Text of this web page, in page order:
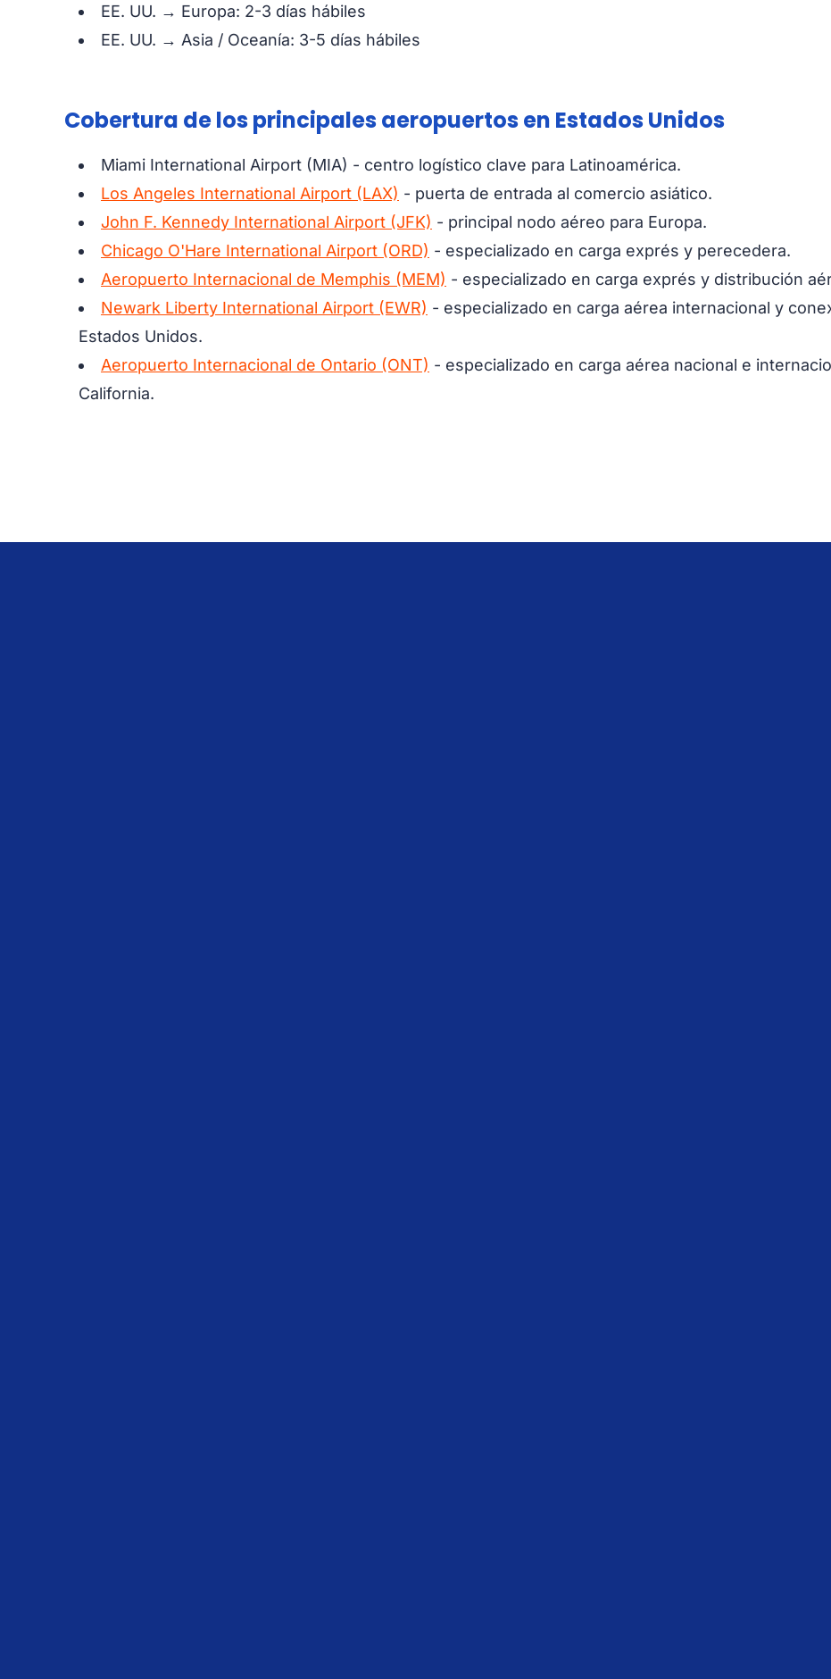
EE. UU. → Europa: 2-3 días hábiles
EE. UU. → Asia / Oceanía: 3-5 días hábiles
Cobertura de los principales aeropuertos en Estados Unidos
Miami International Airport (MIA) - centro logístico clave para Latinoamérica.
Los Angeles International Airport (LAX) - puerta de entrada al comercio asiático.
John F. Kennedy International Airport (JFK) - principal nodo aéreo para Europa.
Chicago O'Hare International Airport (ORD) - especializado en carga exprés y perecedera.
Aeropuerto Internacional de Memphis (MEM) - especializado en carga exprés y distribución
Newark Liberty International Airport (EWR) - especializado en carga aérea internacional y
Estados Unidos.
Aeropuerto Internacional de Ontario (ONT) - especializado en carga aérea nacional e
California.